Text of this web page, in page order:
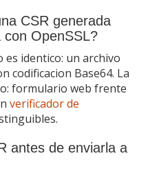
CSR generada
con OpenSSL?
es identico: un archivo
codificacion Base64. La
formulario web frente
verificador de
antes de enviarla a